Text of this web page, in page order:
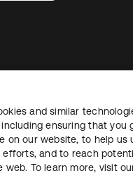
neuen Registerkarte
einer neuen
and similar
including ensuring that you
on our website, to help us
efforts, and to reach
web. To learn more, visit